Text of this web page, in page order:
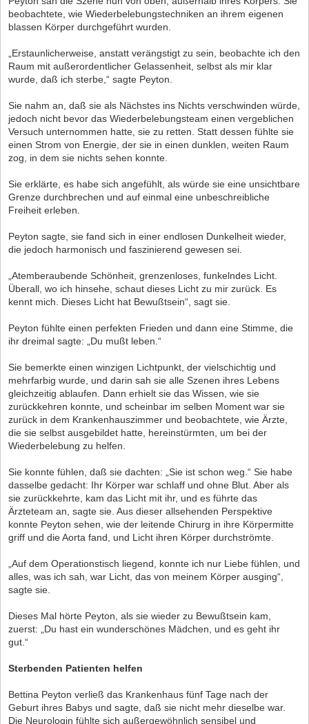
beobachtete, wie Wiederbelebungstechniken an ihrem eigenen
blassen Körper durchgeführt wurden.
„Erstaunlicherweise, anstatt verängstigt zu sein, beobachte ich den
Raum mit außerordentlicher Gelassenheit, selbst als mir klar
wurde, daß ich sterbe,“ sagte Peyton.
Sie nahm an, daß sie als Nächstes ins Nichts verschwinden würde,
jedoch nicht bevor das Wiederbelebungsteam einen vergeblichen
Versuch unternommen hatte, sie zu retten. Statt dessen fühlte sie
einen Strom von Energie, der sie in einen dunklen, weiten Raum
zog, in dem sie nichts sehen konnte.
Sie erklärte, es habe sich angefühlt, als würde sie eine unsichtbare
Grenze durchbrechen und auf einmal eine unbeschreibliche
Freiheit erleben.
Peyton sagte, sie fand sich in einer endlosen Dunkelheit wieder,
die jedoch harmonisch und faszinierend gewesen sei.
„Atemberaubende Schönheit, grenzenloses, funkelndes Licht.
Überall, wo ich hinsehe, schaut dieses Licht zu mir zurück. Es
kennt mich. Dieses Licht hat Bewußtsein“, sagt sie.
Peyton fühlte einen perfekten Frieden und dann eine Stimme, die
ihr dreimal sagte: „Du mußt leben.“
Sie bemerkte einen winzigen Lichtpunkt, der vielschichtig und
mehrfarbig wurde, und darin sah sie alle Szenen ihres Lebens
gleichzeitig ablaufen. Dann erhielt sie das Wissen, wie sie
zurückkehren konnte, und scheinbar im selben Moment war sie
zurück in dem Krankenhauszimmer und beobachtete, wie Ärzte,
die sie selbst ausgebildet hatte, hereinstürmten, um bei der
Wiederbelebung zu helfen.
Sie konnte fühlen, daß sie dachten: „Sie ist schon weg.“ Sie habe
dasselbe gedacht: Ihr Körper war schlaff und ohne Blut. Aber als
sie zurückkehrte, kam das Licht mit ihr, und es führte das
Ärzteteam an, sagte sie. Aus dieser allsehenden Perspektive
konnte Peyton sehen, wie der leitende Chirurg in ihre Körpermitte
griff und die Aorta fand, und Licht ihren Körper durchströmte.
„Auf dem Operationstisch liegend, konnte ich nur Liebe fühlen, und
alles, was ich sah, war Licht, das von meinem Körper ausging“,
sagte sie.
Dieses Mal hörte Peyton, als sie wieder zu Bewußtsein kam,
zuerst: „Du hast ein wunderschönes Mädchen, und es geht ihr
gut.“
Sterbenden Patienten helfen
Bettina Peyton verließ das Krankenhaus fünf Tage nach der
Geburt ihres Babys und sagte, daß sie nicht mehr dieselbe war.
Die Neurologin fühlte sich außergewöhnlich sensibel und